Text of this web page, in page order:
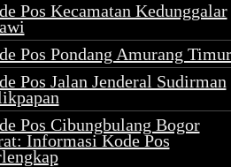
Pos Kecamatan Kedunggalar
Pos Pondang Amurang Timur
Pos Jalan Jenderal Sudirman
Pos Cibungbulang Bogor
Informasi Kode Pos